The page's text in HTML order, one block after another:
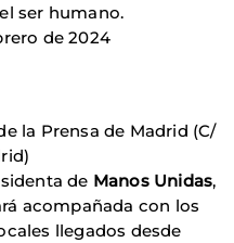
ser humano.
de 2024
la Prensa de Madrid (C/
de Manos Unidas,
acompañada con los
llegados desde